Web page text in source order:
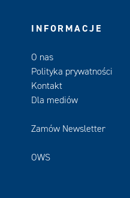
INFORMACJE
O nas
Polityka prywatności
Kontakt
Dla mediów
Zamów Newsletter
OWS